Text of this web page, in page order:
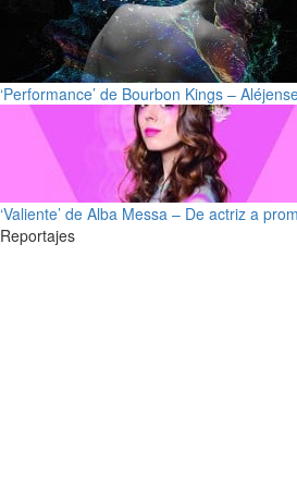
‘Performance’ de Bourbon Kings –
‘Valiente’ de Alba Messa – De actriz a
Reportajes